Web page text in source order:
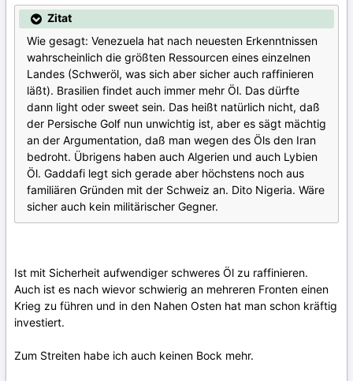
Zitat
Wie gesagt: Venezuela hat nach neuesten Erkenntnissen
wahrscheinlich die größten Ressourcen eines einzelnen
Landes (Schweröl, was sich aber sicher auch raffinieren
läßt). Brasilien findet auch immer mehr Öl. Das dürfte
dann light oder sweet sein. Das heißt natürlich nicht, daß
der Persische Golf nun unwichtig ist, aber es sägt mächtig
an der Argumentation, daß man wegen des Öls den Iran
bedroht. Übrigens haben auch Algerien und auch Lybien
Öl. Gaddafi legt sich gerade aber höchstens noch aus
familiären Gründen mit der Schweiz an. Dito Nigeria. Wäre
sicher auch kein militärischer Gegner.
Ist mit Sicherheit aufwendiger schweres Öl zu raffinieren.
Auch ist es nach wievor schwierig an mehreren Fronten einen
Krieg zu führen und in den Nahen Osten hat man schon kräftig
investiert.
Zum Streiten habe ich auch keinen Bock mehr.